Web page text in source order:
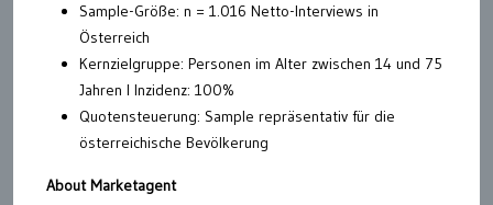
Sample-Größe: n = 1.016 Netto-Interviews in
Österreich
Kernzielgruppe: Personen im Alter zwischen 14 und 75
Jahren I Inzidenz: 100%
Quotensteuerung: Sample repräsentativ für die
österreichische Bevölkerung
About Marketagent